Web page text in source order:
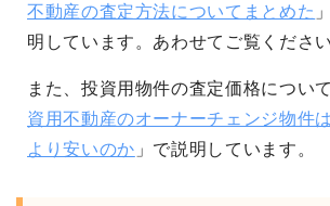
不動産の査定方法についてまとめた
明しています。あわせてご覧ください
また、投資用物件の査定価格につい
資用不動産のオーナーチェンジ物件
より安いのか 」で説明しています。